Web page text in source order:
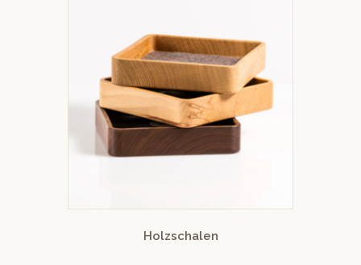
Holzschalen